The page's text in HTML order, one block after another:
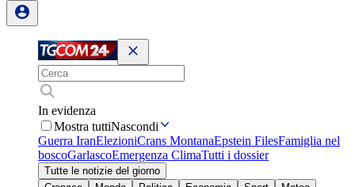
In evidenza
Mostra tuttiNascondi
Guerra IranElezioniCrans MontanaEpstein FilesFamiglia nel
boscoGarlascoEmergenza ClimaTutti i dossier
Tutte le notizie del giorno